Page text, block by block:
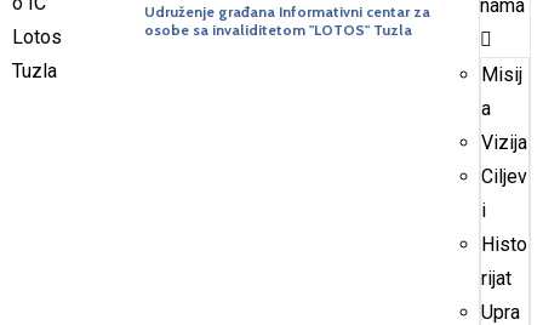
Udruženje građana Informativni centar za
osobe sa invaliditetom "LOTOS" Tuzla
nama
Misij
a
Vizija
Ciljev
i
Histo
rijat
Upra